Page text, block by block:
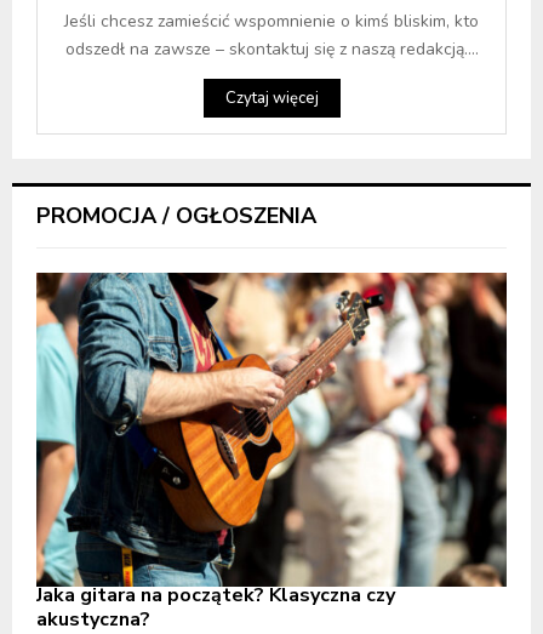
Jeśli chcesz zamieścić wspomnienie o kimś bliskim, kto
odszedł na zawsze – skontaktuj się z naszą redakcją....
Czytaj więcej
PROMOCJA / OGŁOSZENIA
Jaka gitara na początek? Klasyczna czy
akustyczna?